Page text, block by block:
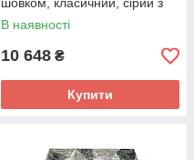
блакитними квітами
В наявності
10 648 ₴
Купити